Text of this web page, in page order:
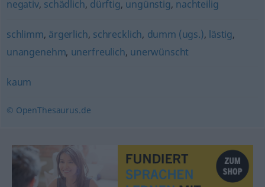
negativ, schädlich, dürftig, ungünstig, nachteilig
schlimm, ärgerlich, schrecklich, dumm (ugs.), lästig,
unangenehm, unerfreulich, unerwünscht
kaum
© OpenThesaurus.de